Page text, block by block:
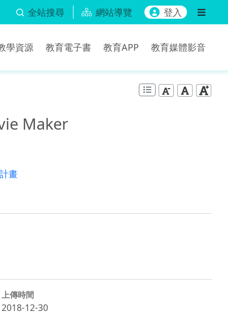
全站搜尋 網站導覽 登入
學資源 教育電子書 教育APP 教育媒體影音
Maker
畫
上傳時間
2018-12-30